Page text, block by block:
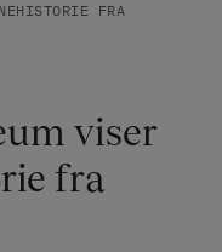
FRA
viser
fra